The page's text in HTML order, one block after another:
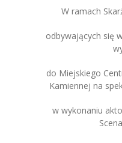
W ramach
odbywających się
do Miejskiego
Kamiennej na
w wykonaniu